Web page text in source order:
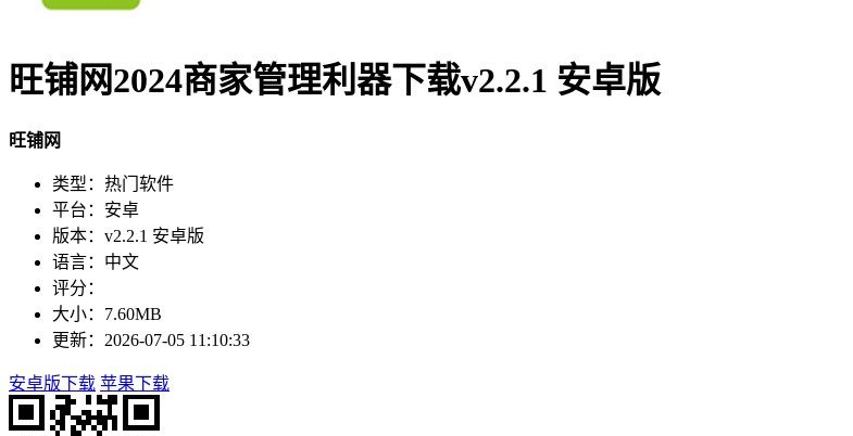
旺铺网2024商家管理利器下载v2.2.1 安卓版
旺铺网
类型：热门软件
平台：安卓
版本：v2.2.1 安卓版
语言：中文
评分：
大小：7.60MB
更新：2026-07-05 11:10:33
安卓版下载 苹果下载